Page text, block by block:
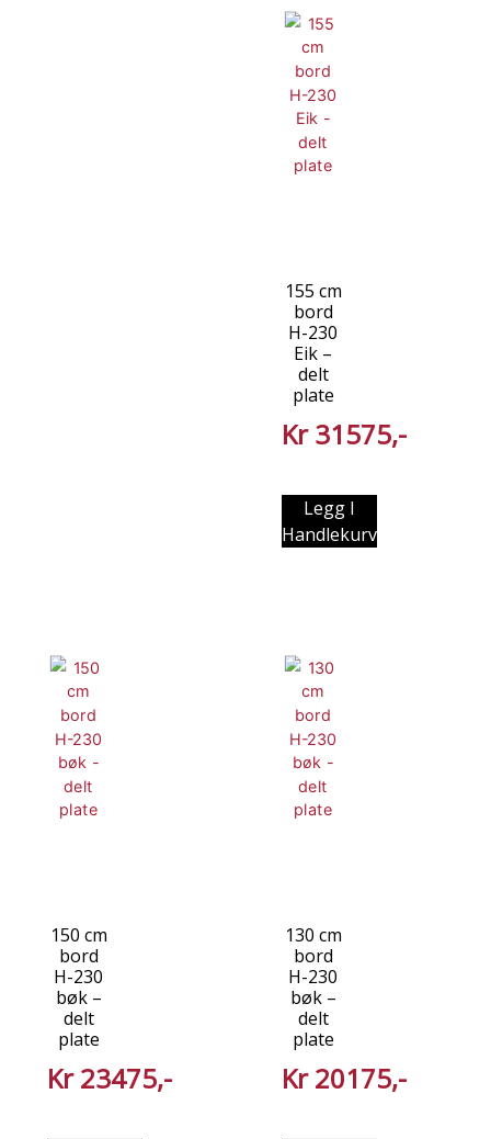
155 cm
bord
H-230
Eik –
delt
plate
Kr31575
Legg I
Handlekurv
150 cm
bord
H-230
bøk –
delt
plate
Kr23475
130 cm
bord
H-230
bøk –
delt
plate
Kr20175